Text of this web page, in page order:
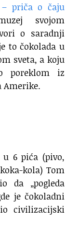
priča o čaju
svojom
o saradnji
to čokolada u
sveta, a koju
poreklom iz
6 pića (pivo,
kola) Tom
da „pogleda
je čokoladni
civilizacijski